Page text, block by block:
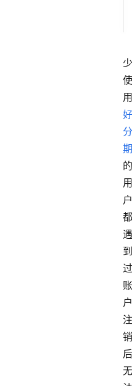
少
使
用
好
分
期
的
用
户
都
遇
到
过
账
户
注
销
后
无